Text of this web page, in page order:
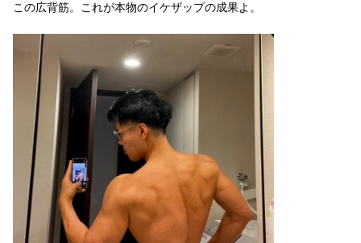
この広背筋。これが本物のイケザップの成果よ。